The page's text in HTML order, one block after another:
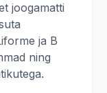
joogamatti
ja B
ning